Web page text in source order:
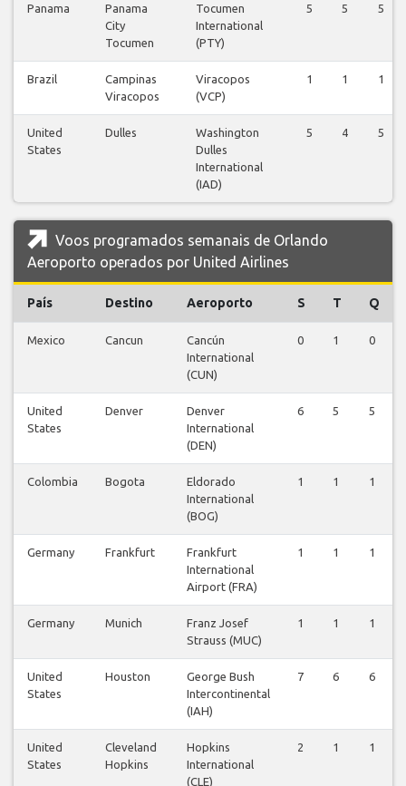
Panama
Panama
City
Tocumen
Tocumen
International
(PTY)
5 5 5
Brazil
Campinas
Viracopos
Viracopos
(VCP)
1 1 1
United
States
Dulles
Washington
Dulles
International
(IAD)
5 4 5
Voos programados semanais de Orlando
Aeroporto operados por United Airlines
País Destino Aeroporto S T Q
Mexico Cancun
Cancún
International
(CUN)
0 1 0
United
States
Denver
Denver
International
(DEN)
6 5 5
Colombia Bogota
Eldorado
International
(BOG)
1 1 1
Germany Frankfurt
Frankfurt
International
Airport (FRA)
1 1 1
Germany Munich
Franz Josef
Strauss (MUC)
1 1 1
United
States
Houston
George Bush
Intercontinental
(IAH)
7 6 6
United
States
Cleveland
Hopkins
Hopkins
International
(CLE)
2 1 1